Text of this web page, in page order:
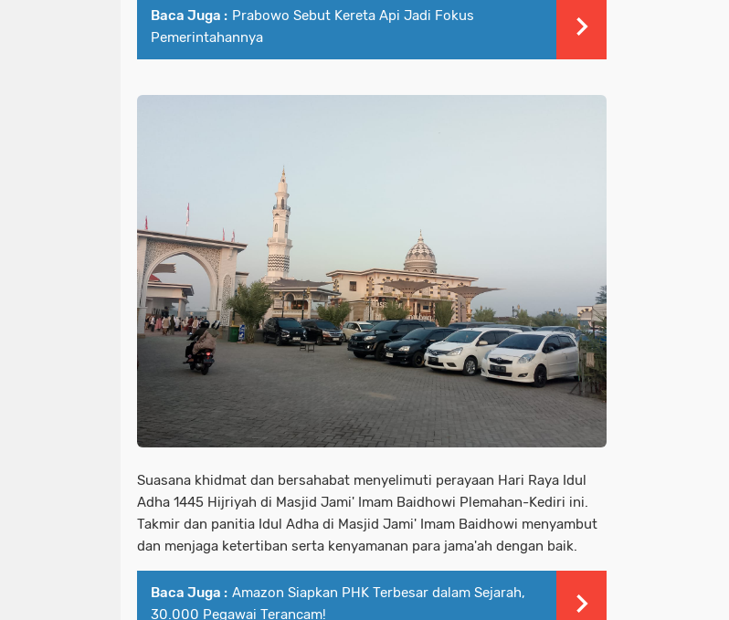
Baca Juga : Prabowo Sebut Kereta Api Jadi Fokus
Pemerintahannya
Suasana khidmat dan bersahabat menyelimuti perayaan Hari Raya Idul
Adha 1445 Hijriyah di Masjid Jami' Imam Baidhowi Plemahan-Kediri ini.
Takmir dan panitia Idul Adha di Masjid Jami' Imam Baidhowi menyambut
dan menjaga ketertiban serta kenyamanan para jama'ah dengan baik.
Baca Juga : Amazon Siapkan PHK Terbesar dalam Sejarah,
30.000 Pegawai Terancam!